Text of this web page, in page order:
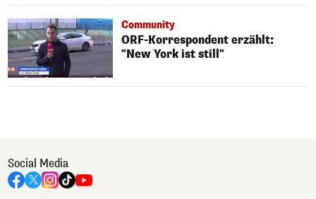
Community
ORF-Korrespondent erzählt:
"New York ist still"
Social Media